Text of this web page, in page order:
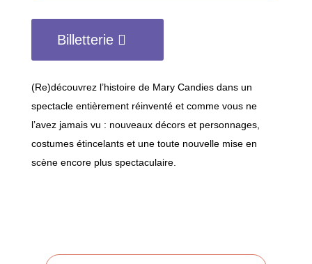
(Re)découvrez l’histoire de Mary Candies dans un
spectacle entièrement réinventé et comme vous ne
l’avez jamais vu : nouveaux décors et personnages,
costumes étincelants et une toute nouvelle mise en
scène encore plus spectaculaire.
Billetterie